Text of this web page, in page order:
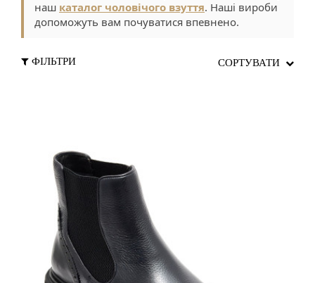
наш каталог чоловічого взуття. Наші вироби
допоможуть вам почуватися впевнено.
ФІЛЬТРИ СОРТУВАТИ